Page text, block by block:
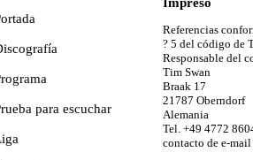
para escuchar
Referencias
? 5 del código de
Responsable del
Tim Swan
Braak 17
21787 Oberndorf
Alemania
Tel. +49 4772
contacto de e-mail